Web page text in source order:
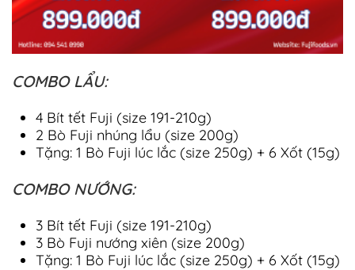
COMBO LẨU:
4 Bít tết Fuji (size 191-210g)
2 Bò Fuji nhúng lẩu (size 200g)
Tặng: 1 Bò Fuji lúc lắc (size 250g) + 6 Xốt (15g)
COMBO NƯỚNG:
3 Bít tết Fuji (size 191-210g)
3 Bò Fuji nướng xiên (size 200g)
Tặng: 1 Bò Fuji lúc lắc (size 250g) + 6 Xốt (15g)